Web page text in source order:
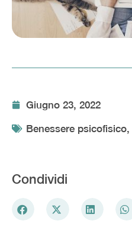
Giugno 23, 2022
Benessere psicofisico,
Condividi